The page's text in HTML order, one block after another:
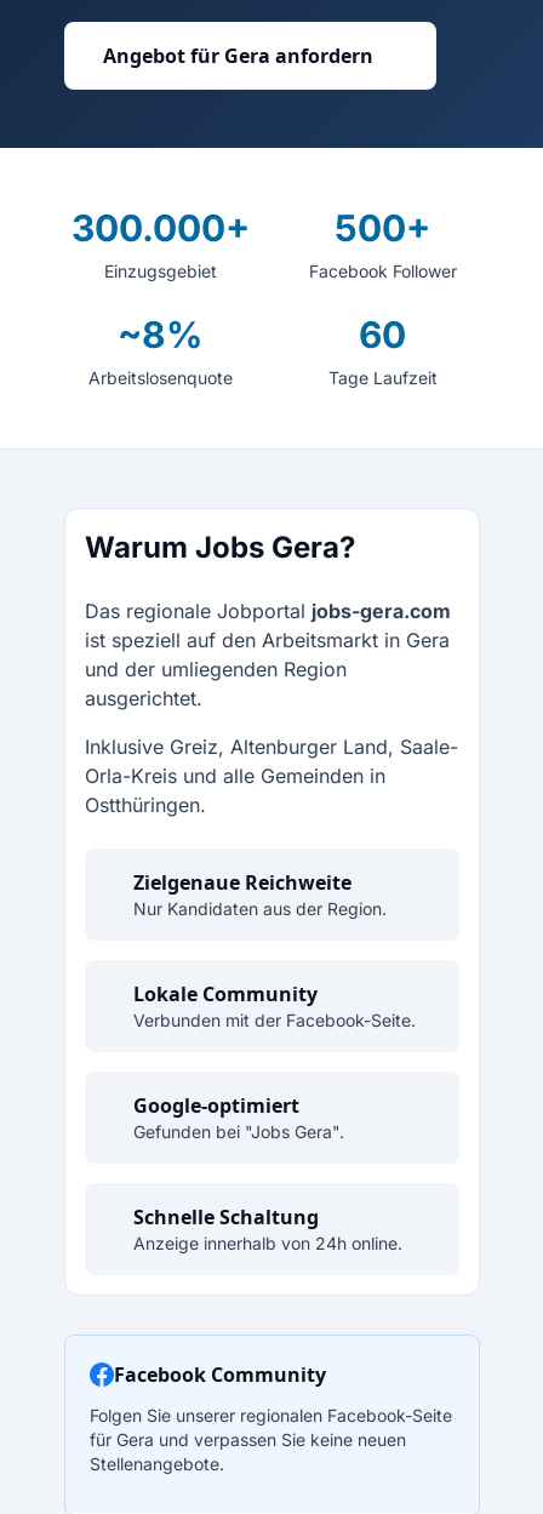
Angebot für Gera anfordern
300.000+
Einzugsgebiet
500+
Facebook Follower
~8%
Arbeitslosenquote
60
Tage Laufzeit
Warum Jobs Gera?
Das regionale Jobportal jobs-gera.com
ist speziell auf den Arbeitsmarkt in Gera
und der umliegenden Region
ausgerichtet.
Inklusive Greiz, Altenburger Land, Saale-
Orla-Kreis und alle Gemeinden in
Ostthüringen.
Zielgenaue Reichweite
Nur Kandidaten aus der Region.
Lokale Community
Verbunden mit der Facebook-Seite.
Google-optimiert
Gefunden bei "Jobs Gera".
Schnelle Schaltung
Anzeige innerhalb von 24h online.
Facebook Community
Folgen Sie unserer regionalen Facebook-Seite
für Gera und verpassen Sie keine neuen
Stellenangebote.